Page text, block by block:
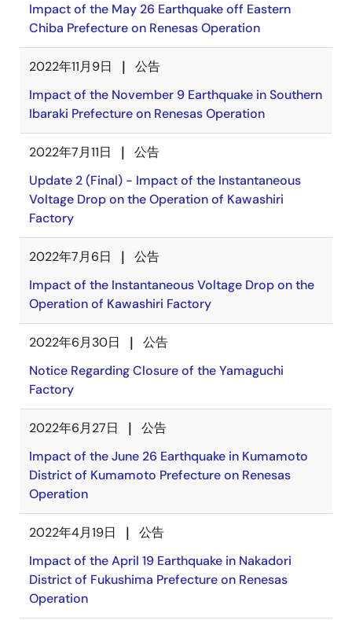
Impact of the May 26 Earthquake off Eastern
Chiba Prefecture on Renesas Operation
2022年11月9日
公告
Impact of the November 9 Earthquake in Southern
Ibaraki Prefecture on Renesas Operation
2022年7月11日
公告
Update 2 (Final) - Impact of the Instantaneous
Voltage Drop on the Operation of Kawashiri
Factory
2022年7月6日
公告
Impact of the Instantaneous Voltage Drop on the
Operation of Kawashiri Factory
2022年6月30日
公告
Notice Regarding Closure of the Yamaguchi
Factory
2022年6月27日
公告
Impact of the June 26 Earthquake in Kumamoto
District of Kumamoto Prefecture on Renesas
Operation
2022年4月19日
公告
Impact of the April 19 Earthquake in Nakadori
District of Fukushima Prefecture on Renesas
Operation